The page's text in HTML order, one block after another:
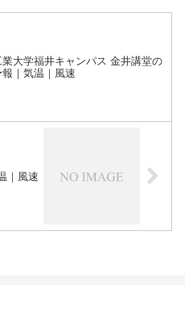
業大学福井キャンパス 金井講堂の
報｜気温｜風速
｜風速